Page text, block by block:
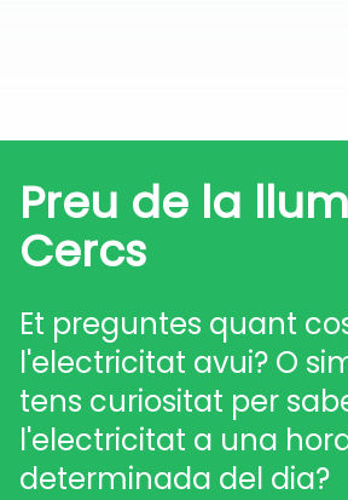
Preu de la
Cercs
Et preguntes quant
l'electricitat avui? O
tens curiositat per
l'electricitat a una
determinada del dia?